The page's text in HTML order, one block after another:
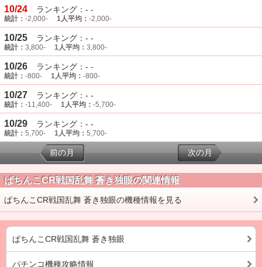
10/24 ランキング：- -
統計： -2,000- 1人平均： -2,000-
10/25 ランキング：- -
統計： 3,800- 1人平均： 3,800-
10/26 ランキング：- -
統計： -800- 1人平均： -800-
10/27 ランキング：- -
統計： -11,400- 1人平均： -5,700-
10/29 ランキング：- -
統計： 5,700- 1人平均： 5,700-
前の月 次の月
ぱちんこCR戦国乱舞 蒼き独眼の関連情報
ぱちんこCR戦国乱舞 蒼き独眼の機種情報を見る
ぱちんこCR戦国乱舞 蒼き独眼
パチンコ機種攻略情報